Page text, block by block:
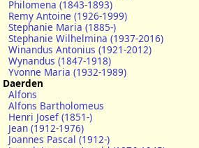
Philomena (1843-1893)
Remy Antoine (1926-1999)
Stephanie Maria (1885-)
Stephanie Wilhelmina (1937-2016)
Winandus Antonius (1921-2012)
Wynandus (1847-1918)
Yvonne Maria (1932-1989)
Daerden
Alfons
Alfons Bartholomeus
Henri Josef (1851-)
Jean (1912-1976)
Joannes Pascal (1912-)